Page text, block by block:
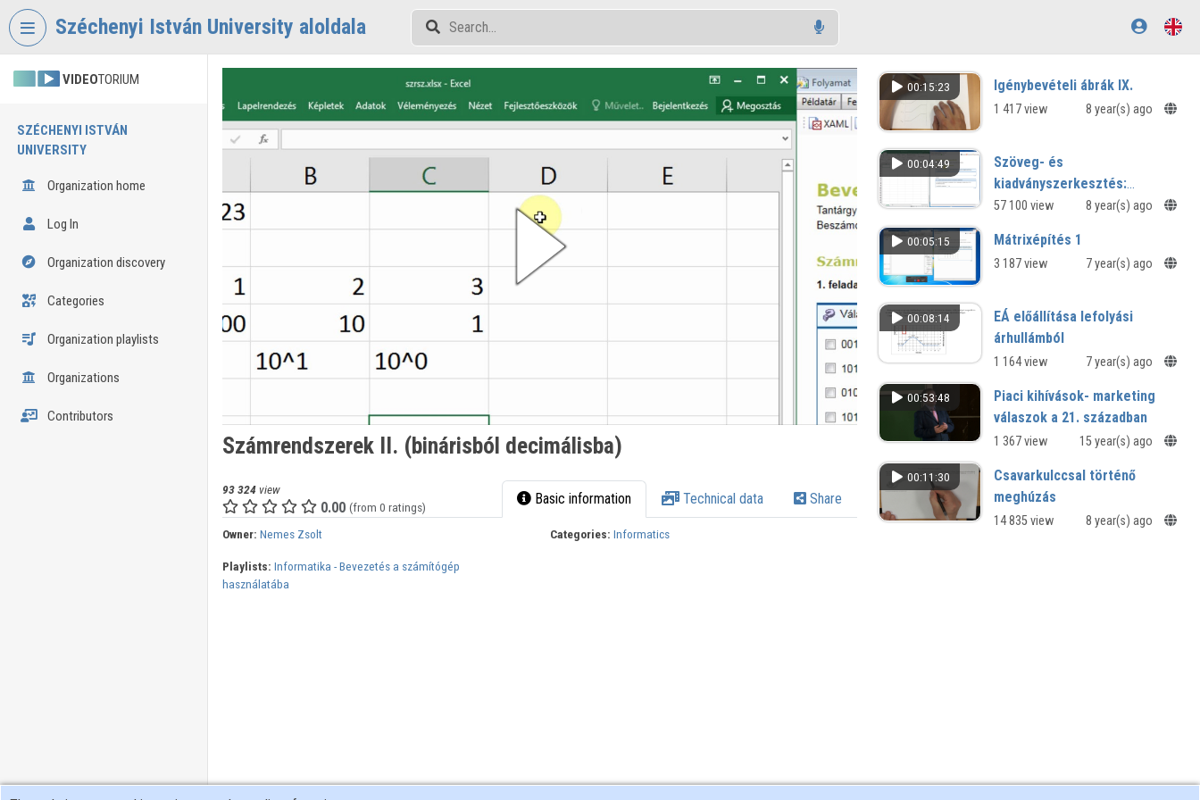
Skip header
Széchenyi István University aloldala
VIDEOTORIUM
SZÉCHENYI ISTVÁN
UNIVERSITY
Organization home
Log In
Organization discovery
Categories
Organization playlists
Organizations
Contributors
Számrendszerek II. (binárisból decimálisba)
93 324view
0.00 (from 0 ratings) Basic information Technical data Share
Owner: Nemes Zsolt Categories: Informatics
Playlists: Informatika - Bevezetés a számítógép
használatába
00:15:23 Igénybevételi ábrák IX.
1 417 view 8 year(s) ago
00:04:49
Szöveg- és
kiadványszerkesztés:
Ívszámítás, szedéstükör,
57 100 view 8 year(s) ago
00:05:15 Mátrixépítés 1
3 187 view 7 year(s) ago
00:08:14
EÁ előállítása lefolyási
árhullámból
1 164 view 7 year(s) ago
00:53:48
Piaci kihívások- marketing
válaszok a 21. században
1 367 view 15 year(s) ago
00:11:30
Csavarkulccsal történő
meghúzás
14 835 view 8 year(s) ago